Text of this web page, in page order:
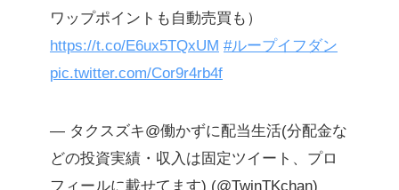
ワップポイントも自動売買も）
https://t.co/E6ux5TQxUM #ループイフダン
pic.twitter.com/Cor9r4rb4f
— タクスズキ@働かずに配当生活(分配金な
どの投資実績・収入は固定ツイート、プロ
フィールに載せてます) (@TwinTKchan)